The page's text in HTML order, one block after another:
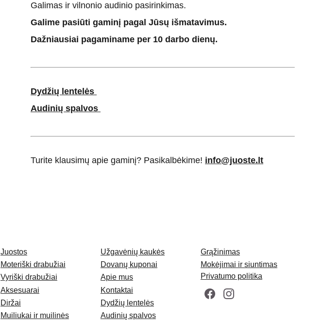
Galimas ir vilnonio audinio pasirinkimas.
Galime pasiūti gaminį pagal Jūsų išmatavimus.
Dažniausiai pagaminame per 10 darbo dienų.
Dydžių lentelės
Audinių spalvos
Turite klausimų apie gaminį? Pasikalbėkime! info@juoste.lt
Mokėjimai ir siuntimas
Apie mus
Grąžinimas
Privatumo politika
Moteriški drabužiai
Vyriški drabužiai
Aksesuarai
Muiliukai ir muilinės
Kontaktai
Audinių spalvos
Dydžių lentelės
Dovanų kuponai
Juostos
Diržai
Užgavėnių kaukės